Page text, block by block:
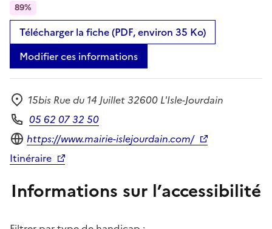
89%
Télécharger la fiche (PDF, environ 35 Ko)
Modifier ces informations
Adresse
15bis Rue du 14 Juillet 32600 L'Isle-Jourdain
Téléphone
05 62 07 32 50
Site internet
https://www.mairie-islejourdain.com/
Itinéraire
Informations sur l’accessibilité